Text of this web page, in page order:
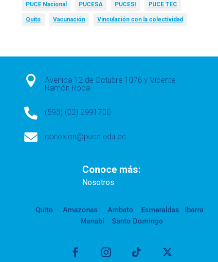
PUCE Nacional PUCESA PUCESI PUCE TEC
Quito Vacunación Vinculación con la colectividad

Avenida 12 de Octubre 1076 y Vicente
Ramón Roca
 (593) (02) 2991700
 conexion@puce.edu.ec
Conoce más:
Nosotros
Quito Amazonas Ambato Esmeraldas
Ibarra
Manabí
Santo Domingo